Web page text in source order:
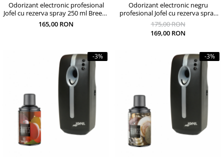
Odorizant electronic profesional
Jofel cu rezerva spray 250 ml Breeze
si baterii incluse
165,00 RON
Odorizant electronic negru
profesional Jofel cu rezerva spray
250 ml Blue Velvet si baterii incluse
175,00 RON
169,00 RON
-3% -3%